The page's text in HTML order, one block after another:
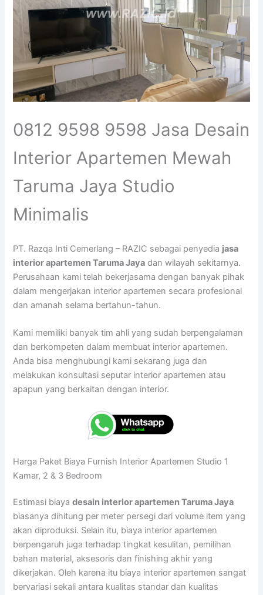
0812 9598 9598 Jasa Desain
Interior Apartemen Mewah
Taruma Jaya Studio
Minimalis
PT. Razqa Inti Cemerlang – RAZIC sebagai penyedia jasa
interior apartemen Taruma Jaya dan wilayah sekitarnya.
Perusahaan kami telah bekerjasama dengan banyak pihak
dalam mengerjakan interior apartemen secara profesional
dan amanah selama bertahun-tahun.
Kami memiliki banyak tim ahli yang sudah berpengalaman
dan berkompeten dalam membuat interior apartemen.
Anda bisa menghubungi kami sekarang juga dan
melakukan konsultasi seputar interior apartemen atau
apapun yang berkaitan dengan interior.
Harga Paket Biaya Furnish Interior Apartemen Studio 1
Kamar, 2 & 3 Bedroom
Estimasi biayadesain interior apartemen Taruma Jaya
biasanya dihitung per meter persegi dari volume item yang
akan diproduksi. Selain itu, biaya interior apartemen
berpengaruh juga terhadap tingkat kesulitan, pemilihan
bahan material, aksesoris dan finishing akhir yang
dikerjakan. Oleh karena itu biaya interior apartemen sangat
bervariasi sekali antara kualitas standar dan kualitas